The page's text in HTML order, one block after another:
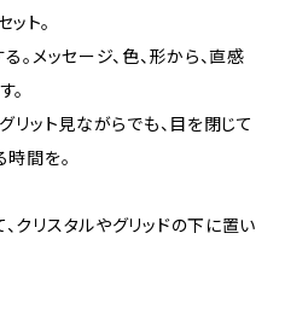
ト。
。メッセージ、色、形から、直感
。
リット見ながらでも、目を閉じて
時間を。
クリスタルやグリッドの下に置い